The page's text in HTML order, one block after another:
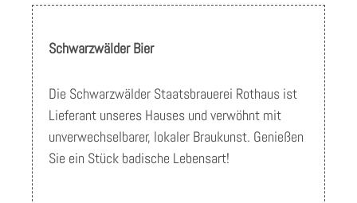
Schwarzwälder Bier
Die Schwarzwälder Staatsbrauerei Rothaus ist
Lieferant unseres Hauses und verwöhnt mit
unverwechselbarer, lokaler Braukunst. Genießen
Sie ein Stück badische Lebensart!